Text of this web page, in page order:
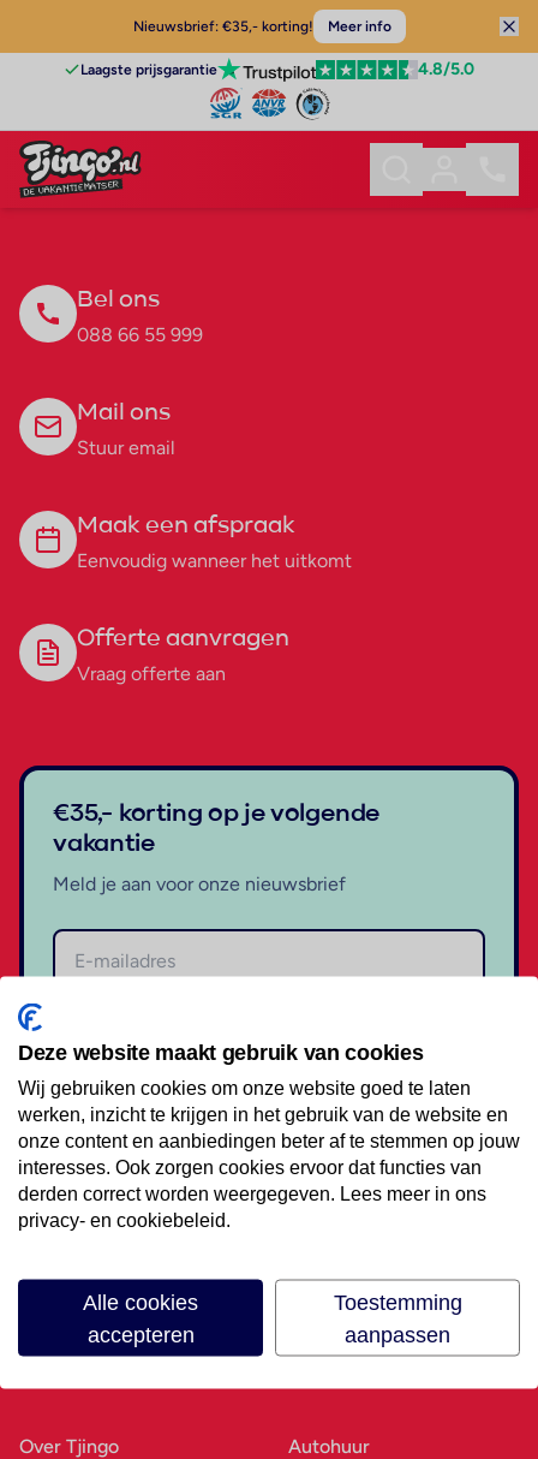
Nieuwsbrief: €35,- korting! Meer info
Laagste prijsgarantie 4.8/5.0
Bel ons
088 66 55 999
Mail ons
Stuur email
Maak een afspraak
Eenvoudig wanneer het uitkomt
Offerte aanvragen
Vraag offerte aan
€35,- korting op je volgende
vakantie
Meld je aan voor onze nieuwsbrief
Volg ons op social media
Over Tjingo Autohuur
Deze website maakt gebruik van cookies
Wij gebruiken cookies om onze website goed te laten
werken, inzicht te krijgen in het gebruik van de website en
onze content en aanbiedingen beter af te stemmen op jouw
interesses. Ook zorgen cookies ervoor dat functies van
derden correct worden weergegeven. Lees meer in ons
privacy- en cookiebeleid.
Alle cookies
accepteren
Toestemming
aanpassen